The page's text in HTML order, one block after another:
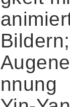
Bildern;
nnung